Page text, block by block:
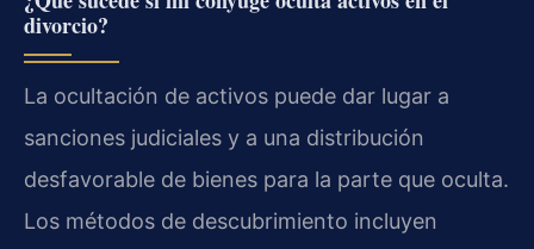
divorcio?
La ocultación de activos puede dar lugar a
sanciones judiciales y a una distribución
desfavorable de bienes para la parte que oculta.
Los métodos de descubrimiento incluyen